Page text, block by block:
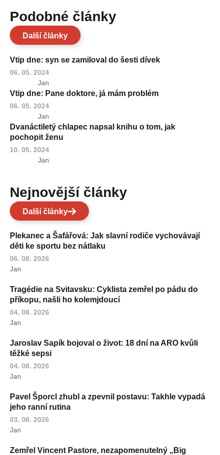
Podobné články
Další články
Vtip dne: syn se zamiloval do šesti dívek
06. 05. 2024
Jan
Vtip dne: Pane doktore, já mám problém
06. 05. 2024
Jan
Dvanáctiletý chlapec napsal knihu o tom, jak
pochopit ženu
10. 05. 2024
Jan
Nejnovější články
Další články
Plekanec a Šafářová: Jak slavní rodiče vychovávají
děti ke sportu bez nátlaku
06. 08. 2026
Jan
Tragédie na Svitavsku: Cyklista zemřel po pádu do
příkopu, našli ho kolemjdoucí
04. 08. 2026
Jan
Jaroslav Sapík bojoval o život: 18 dní na ARO kvůli
těžké sepsi
04. 08. 2026
Jan
Pavel Šporcl zhubl a zpevnil postavu: Takhle vypadá
jeho ranní rutina
03. 08. 2026
Jan
Zemřel Vincent Pastore, nezapomenutelný „Big